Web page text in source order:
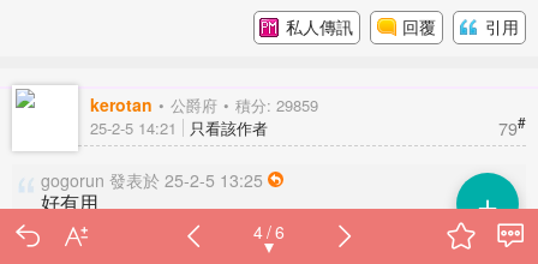
＋
私人傳訊 回覆 引用
kerotan 公爵府 積分: 29859
79#
25-2-5 14:21 只看該作者
gogorun 發表於 25-2-5 13:25
好有用
另外用舊左既牙刷頭都可以用黎刷其他野
4 / 6